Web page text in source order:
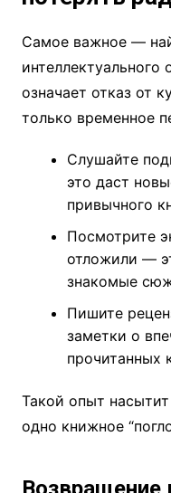
Самое важное —
означает отказ от
только временное
Слушайте
это даст
привычного
Посмотрите
отложили —
знакомые
Пишите
заметки о
прочитанных
Такой опыт
одно книжное